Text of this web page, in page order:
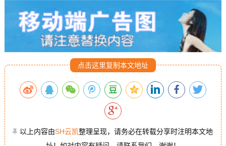
点击这里复制本文地址
以上内容由SH云凯整理呈现，请务必在转载分享时注明本文地